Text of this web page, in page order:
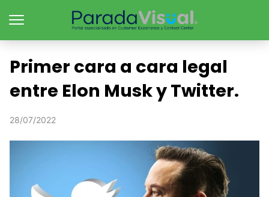
Primer cara a cara legal
entre Elon Musk y Twitter.
28/07/2022